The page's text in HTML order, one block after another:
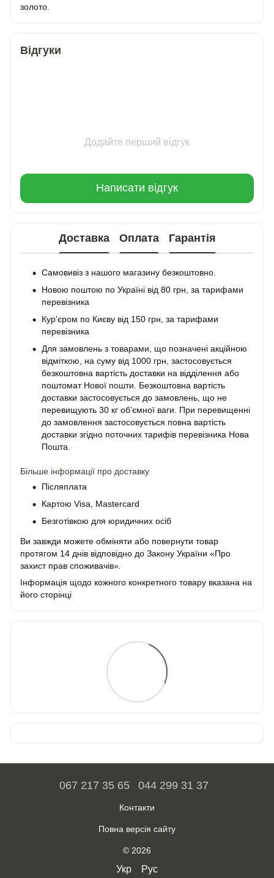
золото.
Відгуки
Додайте перший відгук
Написати відгук
Доставка Оплата Гарантія
Самовивіз з нашого магазину безкоштовно.
Новою поштою по Україні від 80 грн, за тарифами
перевізника
Кур'єром по Києву від 150 грн, за тарифами
перевізника
Для замовлень з товарами, що позначені акційною
відміткою, на суму від 1000 грн, застосовується
безкоштовна вартість доставки на відділення або
поштомат Нової пошти. Безкоштовна вартість
доставки застосовується до замовлень, що не
перевищують 30 кг об’ємної ваги. При перевищенні
до замовлення застосовується повна вартість
доставки згідно поточних тарифів перевізника Нова
Пошта.
Більше інформації про доставку
Післяплата
Картою Visa, Mastercard
Безготівкою для юридичних осіб
Ви завжди можете обміняти або повернути товар
протягом 14 днів відповідно до Закону України «Про
захист прав споживачів»
Інформація щодо кожного конкретного товару вказана на
його сторінці
067 217 35 65 044 299 31 37
Контакти
Повна версія сайту
© 2026
Укр Рус